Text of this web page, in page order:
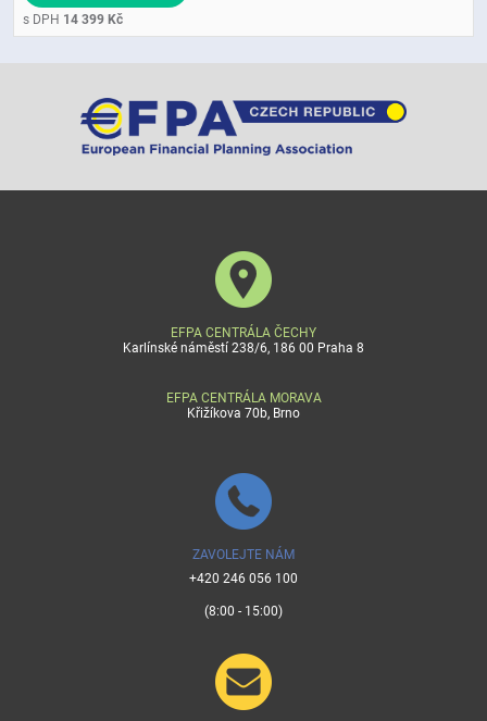
s DPH 14 399 Kč
EFPA CENTRÁLA ČECHY
Karlínské náměstí 238/6, 186 00 Praha 8
EFPA CENTRÁLA MORAVA
Křižíkova 70b, Brno
ZAVOLEJTE NÁM
+420 246 056 100
(8:00 - 15:00)